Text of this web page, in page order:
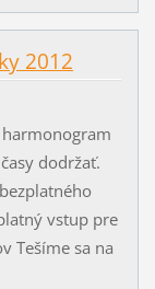
2012
dodržať.
vstup pre
Tešíme sa na